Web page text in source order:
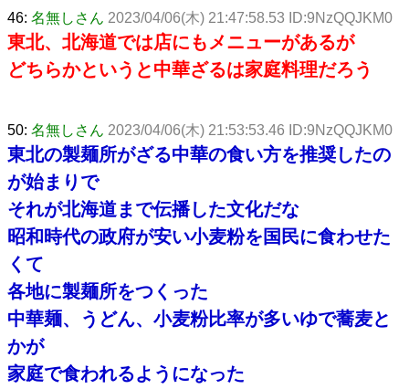
46: 名無しさん 2023/04/06(木) 21:47:58.53 ID:9NzQQJKM0
東北、北海道では店にもメニューがあるが
どちらかというと中華ざるは家庭料理だろう
50: 名無しさん 2023/04/06(木) 21:53:53.46 ID:9NzQQJKM0
東北の製麺所がざる中華の食い方を推奨したの
が始まりで
それが北海道まで伝播した文化だな
昭和時代の政府が安い小麦粉を国民に食わせた
くて
各地に製麺所をつくった
中華麺、うどん、小麦粉比率が多いゆで蕎麦と
かが
家庭で食われるようになった